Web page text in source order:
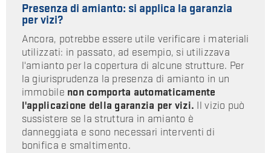
Presenza di amianto: si applica la garanzia
per vizi?
Ancora, potrebbe essere utile verificare i materiali
utilizzati: in passato, ad esempio, si utilizzava
l'amianto per la copertura di alcune strutture. Per
la giurisprudenza la presenza di amianto in un
immobile non comporta automaticamente
l'applicazione della garanzia per vizi. Il vizio può
sussistere se la struttura in amianto è
danneggiata e sono necessari interventi di
bonifica e smaltimento.